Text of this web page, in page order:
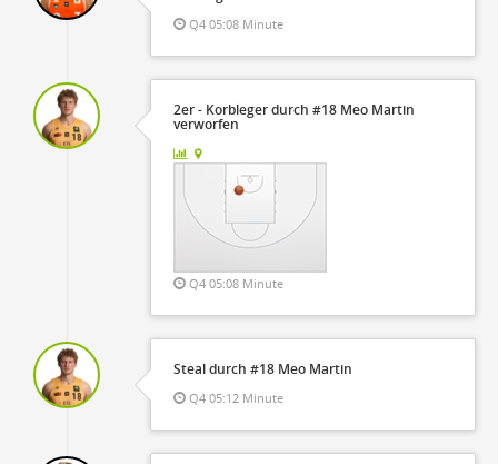
Q4 05:08 Minute
2er - Korbleger durch #18 Meo Martin
verworfen
Q4 05:08 Minute
Steal durch #18 Meo Martin
Q4 05:12 Minute